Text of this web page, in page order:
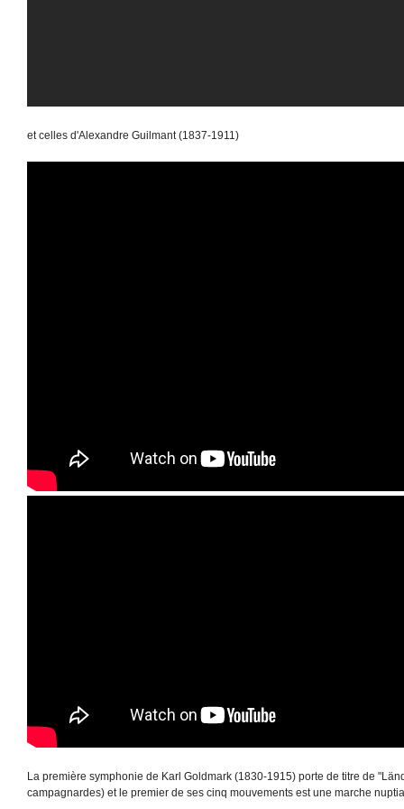
et celles d'Alexandre Guilmant (1837-1911)
La première symphonie de Karl Goldmark (1830-1915) porte de titre de
campagnardes) et le premier de ses cinq mouvements est une marche